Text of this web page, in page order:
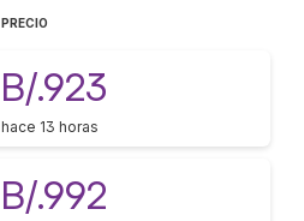
PRECIO
B/.923
hace 13 horas
B/.992